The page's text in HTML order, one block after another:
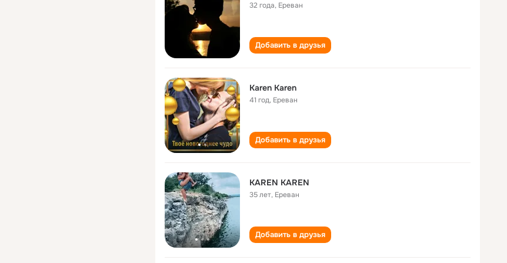
32 года, Ереван
Добавить в друзья
Karen Karen
41 год, Ереван
Добавить в друзья
KAREN KAREN
35 лет, Ереван
Добавить в друзья